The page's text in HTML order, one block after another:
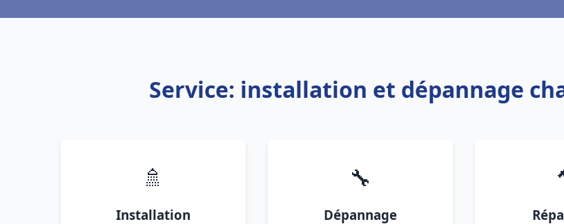
Service: installation et dépannage
🚿
Installation
🔧
Dépannage